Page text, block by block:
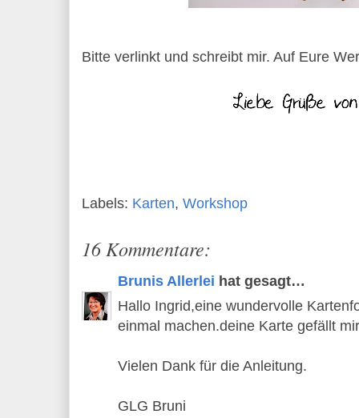
Bitte verlinkt und schreibt mir. Auf Eure
Labels: Karten, Workshop
16 Kommentare:
Brunis Allerlei hat gesagt…
Hallo Ingrid,eine wundervolle
einmal machen.deine Karte gefällt
Vielen Dank für die Anleitung.
GLG Bruni